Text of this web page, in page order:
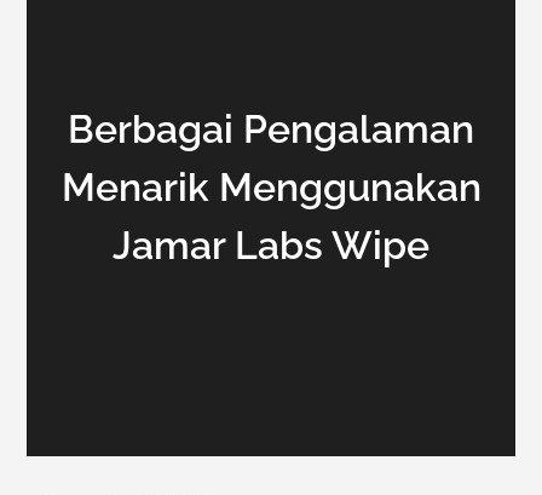
Berbagai Pengalaman
Menarik Menggunakan
Jamar Labs Wipe